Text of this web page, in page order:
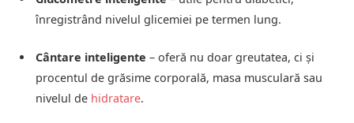
înregistrând nivelul glicemiei pe termen lung.
Cântare inteligente – oferă nu doar greutatea, ci și
procentul de grăsime corporală, masa musculară sau
nivelul de hidratare.